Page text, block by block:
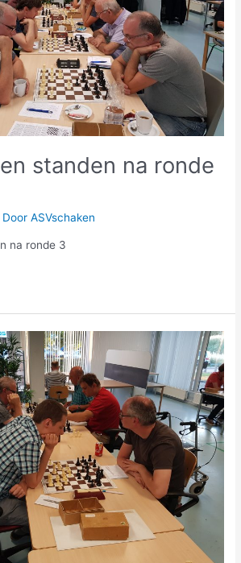
standen na ronde
DoorASVschaken
na ronde 3